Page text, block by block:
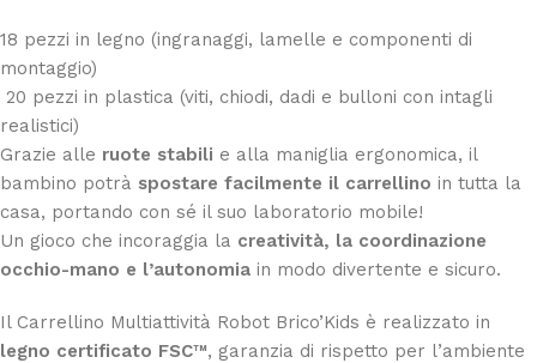
18 pezzi in legno (ingranaggi, lamelle e componenti di
montaggio)
20 pezzi in plastica (viti, chiodi, dadi e bulloni con intagli
realistici)
Grazie alle ruote stabili e alla maniglia ergonomica, il
bambino potrà spostare facilmente il carrellino in tutta la
casa, portando con sé il suo laboratorio mobile!
Un gioco che incoraggia la creatività, la coordinazione
occhio-mano e l’autonomia in modo divertente e sicuro.
Il Carrellino Multiattività Robot Brico’Kids è realizzato in
legno certificato FSC™, garanzia di rispetto per l’ambiente